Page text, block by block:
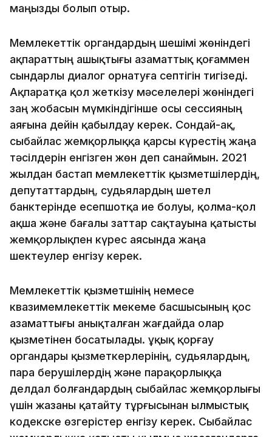
маңызды болып отыр.
Мемлекеттік органдардың шешімі жөніндегі
ақпараттың ашықтығы азаматтық қоғаммен
сындарлы диалог орнатуға септігін тигізеді.
Ақпаратқа қол жеткізу мәселелері жөніндегі
заң жобасын мүмкіндігінше осы сессияның
аяғына дейін қабылдау керек. Сондай-ақ,
сыбайлас жемқорлыққа қарсы күрестің жаңа
тәсілдерін енгізген жөн деп санаймын. 2021
жылдан бастап мемлекеттік қызметшілердің,
депутаттардың, судьялардың шетел
банктерінде есепшотқа ие болуы, қолма-қол
ақша және бағалы заттар сақтауына қатысты
жемқорлықпен күрес аясында жаңа
шектеулер енгізу керек.
Мемлекеттік қызметшінің немесе
квазимемлекеттік мекеме басшысының қос
азаматтығы анықталған жағдайда олар
қызметінен босатылады. Құқық қорғау
органдары қызметкерлерінің, судьялардың,
пара берушілердің және парақорлыққа
делдал болғандардың сыбайлас жемқорлығы
үшін жазаны қатайту тұрғысынан Қылмыстық
кодекске өзгерістер енгізу керек. Сыбайлас